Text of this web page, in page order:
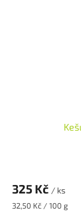
325 Kč / ks
Měrná
32,50 Kč / 100 g